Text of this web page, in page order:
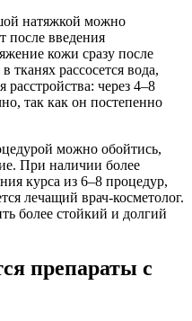
натяжкой можно
после введения
кожи сразу после
тканях рассосется вода,
через 4–8
так как он постепенно
можно обойтись,
При наличии более
курса из 6–8 процедур,
лечащий врач-косметолог.
более стойкий и долгий
препараты с